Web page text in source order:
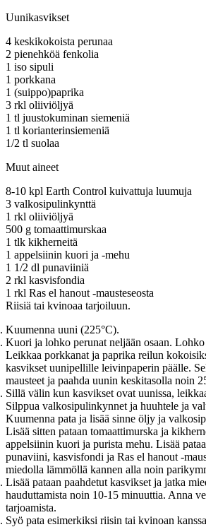
Uunikasvikset
4 keskikokoista perunaa
2 pienehköä fenkolia
1 iso sipuli
1 porkkana
1 (suippo)paprika
3 rkl oliiviöljyä
1 tl juustokuminan siemeniä
1 tl korianterinsiemeniä
1/2 tl suolaa
Muut aineet
8-10 kpl Earth Control kuivattuja luumuja
3 valkosipulinkynttä
1 rkl oliiviöljyä
500 g tomaattimurskaa
1 tlk kikherneitä
1 appelsiinin kuori ja -mehu
1 1/2 dl punaviiniä
2 rkl kasvisfondia
1 rkl Ras el hanout -mausteseosta
Riisiä tai kvinoaa tarjoiluun.
Kuumenna uuni (225°C).
Kuori ja lohko perunat neljään osaan.
Leikkaa porkkanat ja paprika reilun
kasvikset uunipellille leivinpaperin päälle.
mausteet ja paahda uunin keskitasolla noin
Sillä välin kun kasvikset ovat uunissa,
Silppua valkosipulinkynnet ja huuhtele ja
Kuumenna pata ja lisää sinne öljy ja
Lisää sitten pataan tomaattimurska ja
appelsiinin kuori ja purista mehu. Lisää
punaviini, kasvisfondi ja Ras el hanout -
miedolla lämmöllä kannen alla noin
Lisää pataan paahdetut kasvikset ja jatka
hauduttamista noin 10-15 minuuttia. Anna
tarjoamista.
Syö pata esimerkiksi riisin tai kvinoan